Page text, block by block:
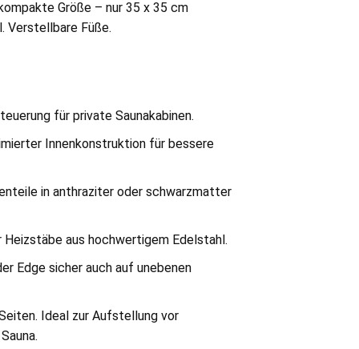
Größe – nur 35 x 35 cm
Verstellbare Füße.
für private Saunakabinen.
Innenkonstruktion für bessere
in anthraziter oder schwarzmatter
aus hochwertigem Edelstahl.
Edge sicher auch auf unebenen
Ideal zur Aufstellung vor